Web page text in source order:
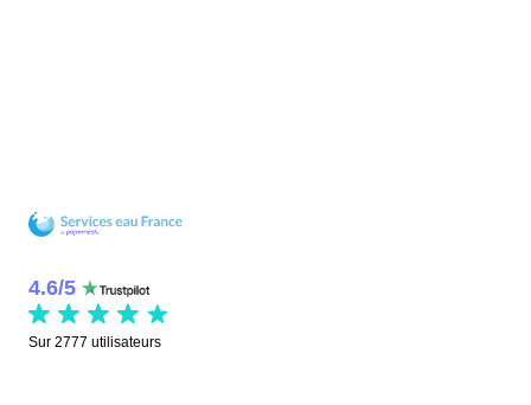
4.6/5
Sur 2777 utilisateurs